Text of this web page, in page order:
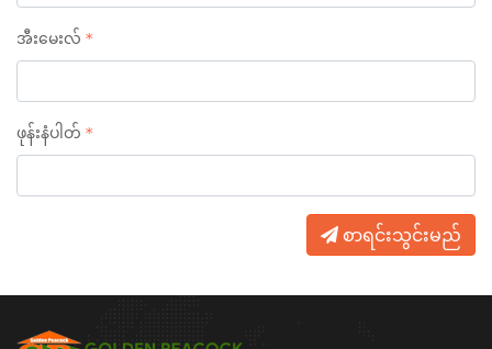
အီးမေးလ်
ဖုန်းနံပါတ်
စာရင်းသွင်းမည်